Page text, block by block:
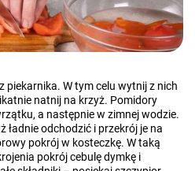
piekarnika. W tym celu wytnij z nich
natnij na krzyż. Pomidory
a następnie w zimnej wodzie.
ładnie odchodzić i przekrój je na
pokrój w kosteczkę. W taką
pokrój cebulę dymkę i